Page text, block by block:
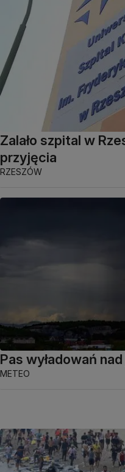
Zalało szpital w
przyjęcia
RZESZÓW
Pas wyładowań
METEO